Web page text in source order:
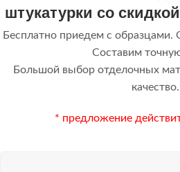
штукатурки со
Бесплатно приедем с образцами.
Составим
Большой выбор отделочных
качество.
* предложение